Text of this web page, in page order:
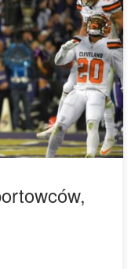
palą
rozpoczęcia
z nas powinien
sportowców,
sezon piłkarski
wielkim zacięciem,
podekscytowani […]